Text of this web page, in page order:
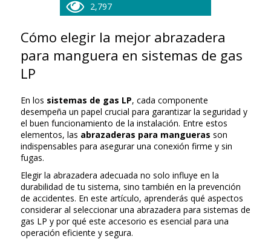
2,797
Cómo elegir la mejor abrazadera
para manguera en sistemas de gas
LP
En los sistemas de gas LP, cada componente
desempeña un papel crucial para garantizar la seguridad y
el buen funcionamiento de la instalación. Entre estos
elementos, las abrazaderas para mangueras son
indispensables para asegurar una conexión firme y sin
fugas.
Elegir la abrazadera adecuada no solo influye en la
durabilidad de tu sistema, sino también en la prevención
de accidentes. En este artículo, aprenderás qué aspectos
considerar al seleccionar una abrazadera para sistemas de
gas LP y por qué este accesorio es esencial para una
operación eficiente y segura.